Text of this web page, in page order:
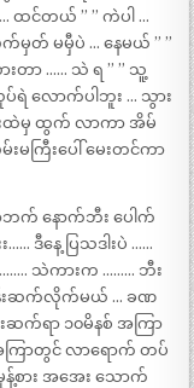
ထင်တယ် ” ” ကဲပါ …
မှတ် မမှီပဲ … နေမယ် ” ”
တာ …… သဲ ရ ” ” သူ့
ရဲ လောက်ပါဘူး … သွား
န်းထဲမှ ထွက် လာကာ အိမ်
းမကြီးပေါ် မေးတင်ကာ
ဘက် နောက်ဘီး ပေါက်
ဒီနေ့ ပြသဒါးပဲ ……
သဲကားက ……… ဘီး
ဖုန်းဆက်လိုက်မယ် … ခဏ
ဆက်ရာ ၁၀မိနစ် အကြာ
ြာတွင် လာရောက် တပ်
စား အအေး သောက်